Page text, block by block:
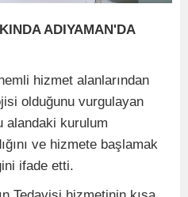
ADIYAMAN'DA
hizmet alanlarından
olduğunu vurgulayan
alandaki kurulum
ve hizmete başlamak
ifade etti.